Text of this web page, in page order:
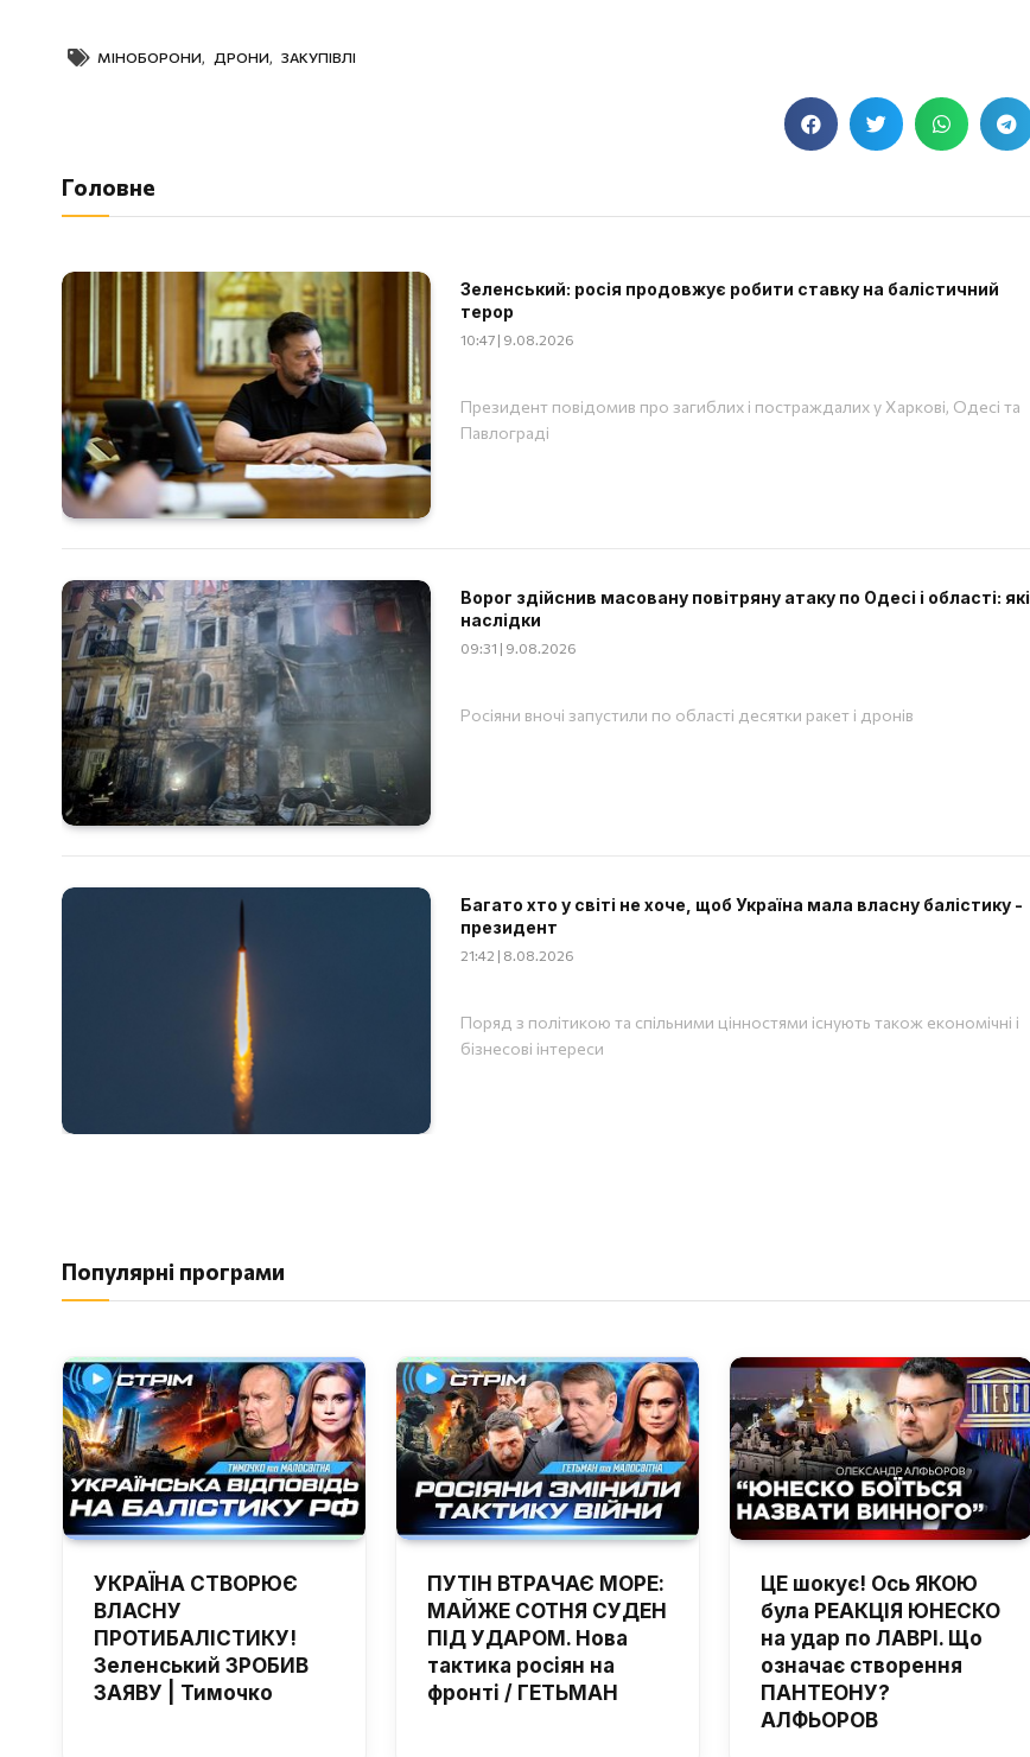
МІНОБОРОНИ, ДРОНИ, ЗАКУПІВЛІ
Головне
Зеленський: росія продовжує робити ставку на балістичний
терор
10:47 | 9.08.2026
Президент повідомив про загиблих і постраждалих у Харкові, Одесі та
Павлограді
Ворог здійснив масовану повітряну атаку по Одесі і області: які
наслідки
09:31 | 9.08.2026
Росіяни вночі запустили по області десятки ракет і дронів
Багато хто у світі не хоче, щоб Україна мала власну балістику -
президент
21:42 | 8.08.2026
Поряд з політикою та спільними цінностями існують також економічні і
бізнесові інтереси
Популярні програми
УКРАЇНА СТВОРЮЄ
ВЛАСНУ
ПРОТИБАЛІСТИКУ!
Зеленський ЗРОБИВ
ЗАЯВУ | Тимочко
ПУТІН ВТРАЧАЄ МОРЕ:
МАЙЖЕ СОТНЯ СУДЕН
ПІД УДАРОМ. Нова
тактика росіян на
фронті / ГЕТЬМАН
ЦЕ шокує! Ось ЯКОЮ
була РЕАКЦІЯ ЮНЕСКО
на удар по ЛАВРІ. Що
означає створення
ПАНТЕОНУ?
АЛФЬОРОВ